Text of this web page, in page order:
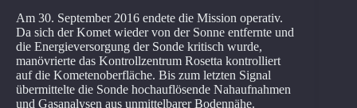
Am 30. September 2016 endete die Mission operativ.
Da sich der Komet wieder von der Sonne entfernte und
die Energieversorgung der Sonde kritisch wurde,
manövrierte das Kontrollzentrum Rosetta kontrolliert
auf die Kometenoberfläche. Bis zum letzten Signal
übermittelte die Sonde hochauflösende Nahaufnahmen
und Gasanalysen aus unmittelbarer Bodennähe.